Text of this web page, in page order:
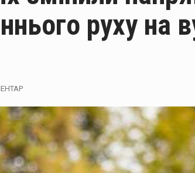
руху на